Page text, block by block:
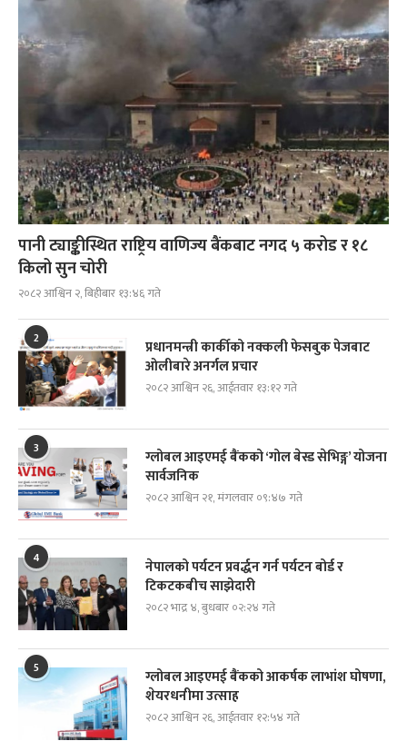
पानी ट्याङ्कीस्थित राष्ट्रिय वाणिज्य बैंकबाट नगद ५ करोड र १८
किलो सुन चोरी
२०८२ आश्विन २, बिहीबार १३:४६ गते
2
प्रधानमन्त्री कार्कीको नक्कली फेसबुक पेजबाट
ओलीबारे अनर्गल प्रचार
२०८२ आश्विन २६, आईतवार १३:१२ गते
3
ग्लोबल आइएमई बैंकको ‘गोल बेस्ड सेभिङ्ग’ योजना
सार्वजनिक
२०८२ आश्विन २१, मंगलवार ०९:४७ गते
4
नेपालको पर्यटन प्रवर्द्धन गर्न पर्यटन बोर्ड र
टिकटकबीच साझेदारी
२०८२ भाद्र ४, बुधबार ०२:२४ गते
5
ग्लोबल आइएमई बैंकको आकर्षक लाभांश घोषणा,
शेयरधनीमा उत्साह
२०८२ आश्विन २६, आईतवार १२:५४ गते